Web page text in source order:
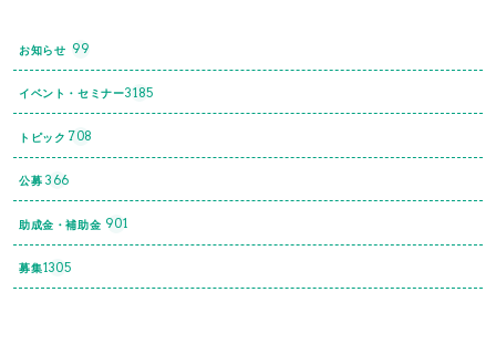
お知らせ 99
イベント・セミナー3185
トピック 708
公募 366
助成金・補助金 901
募集1305